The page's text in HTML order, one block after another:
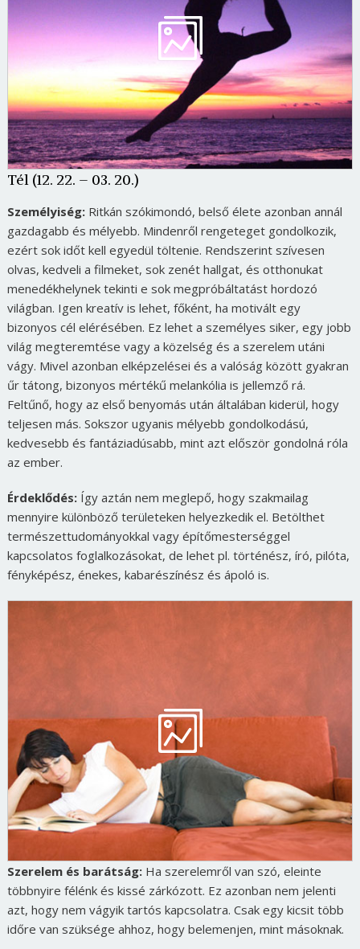
Tél (12. 22. – 03. 20.)
Személyiség:Ritkán szókimondó, belső élete azonban annál
gazdagabb és mélyebb. Mindenről rengeteget gondolkozik,
ezért sok időt kell egyedül töltenie. Rendszerint szívesen
olvas, kedveli a filmeket, sok zenét hallgat, és otthonukat
menedékhelynek tekinti e sok megpróbáltatást hordozó
világban. Igen kreatív is lehet, főként, ha motivált egy
bizonyos cél elérésében. Ez lehet a személyes siker, egy jobb
világ megteremtése vagy a közelség és a szerelem utáni
vágy. Mivel azonban elképzelései és a valóság között gyakran
űr tátong, bizonyos mértékű melankólia is jellemző rá.
Feltűnő, hogy az első benyomás után általában kiderül, hogy
teljesen más. Sokszor ugyanis mélyebb gondolkodású,
kedvesebb és fantáziadúsabb, mint azt először gondolná róla
az ember.
Érdeklődés:Így aztán nem meglepő, hogy szakmailag
mennyire különböző területeken helyezkedik el. Betölthet
természettudományokkal vagy építőmesterséggel
kapcsolatos foglalkozásokat, de lehet pl. történész, író, pilóta,
fényképész, énekes, kabarészínész és ápoló is.
Szerelem és barátság:Ha szerelemről van szó, eleinte
többnyire félénk és kissé zárkózott. Ez azonban nem jelenti
azt, hogy nem vágyik tartós kapcsolatra. Csak egy kicsit több
időre van szüksége ahhoz, hogy belemenjen, mint másoknak.